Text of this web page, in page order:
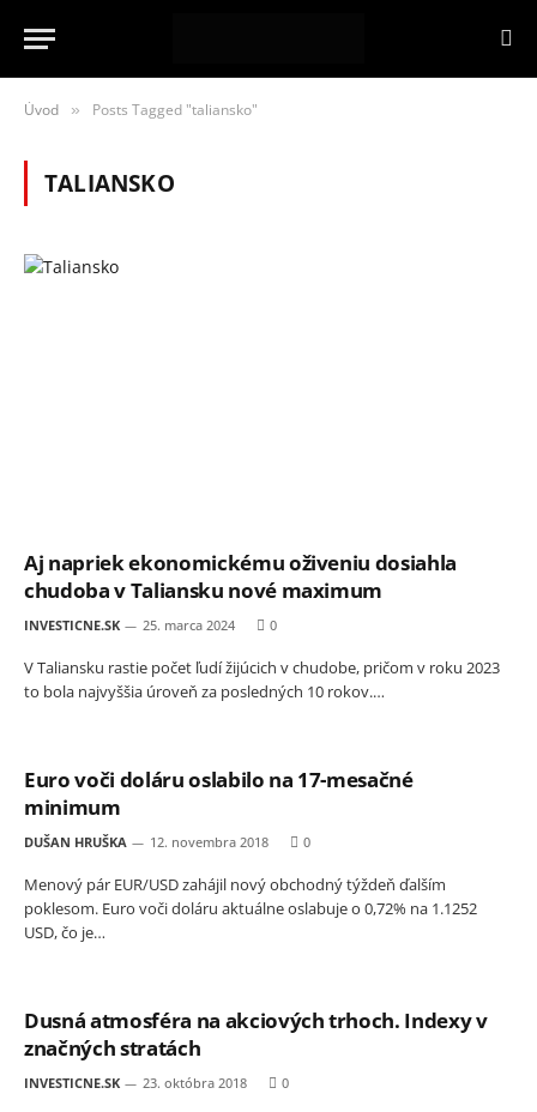
Úvod » Posts Tagged "taliansko"
TALIANSKO
Aj napriek ekonomickému oživeniu dosiahla
chudoba v Taliansku nové maximum
INVESTICNE.SK 25. marca 2024 0
V Taliansku rastie počet ľudí žijúcich v chudobe, pričom v roku 2023
to bola najvyššia úroveň za posledných 10 rokov.…
Euro voči doláru oslabilo na 17-mesačné
minimum
DUŠAN HRUŠKA 12. novembra 2018 0
Menový pár EUR/USD zahájil nový obchodný týždeň ďalším
poklesom. Euro voči doláru aktuálne oslabuje o 0,72% na 1.1252
USD, čo je…
Dusná atmosféra na akciových trhoch. Indexy v
značných stratách
INVESTICNE.SK 23. októbra 2018 0